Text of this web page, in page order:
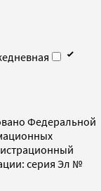
Федеральной
серия Эл №